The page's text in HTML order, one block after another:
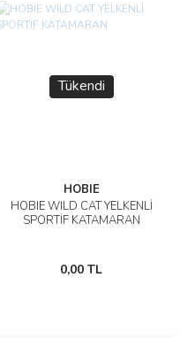
Tükendi
HOBIE
HOBIE WILD CAT YELKENLİ
SPORTİF KATAMARAN
0,00 TL